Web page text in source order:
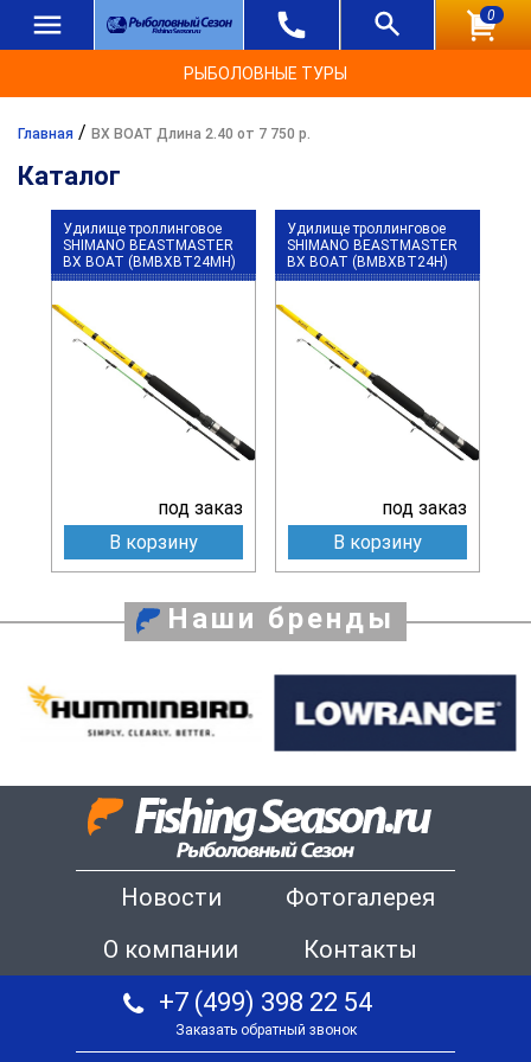
0
РЫБОЛОВНЫЕ ТУРЫ
Главная / BX BOAT Длина 2.40 от 7 750 р.
Каталог
Удилище троллинговое
SHIMANO BEASTMASTER
BX BOAT (BMBXBT24MH)
под заказ
В корзину
Удилище троллинговое
SHIMANO BEASTMASTER
BX BOAT (BMBXBT24H)
под заказ
В корзину
Наши бренды
Новости
Фотогалерея
О компании
Контакты
+7 (499) 398 22 54
Заказать обратный звонок